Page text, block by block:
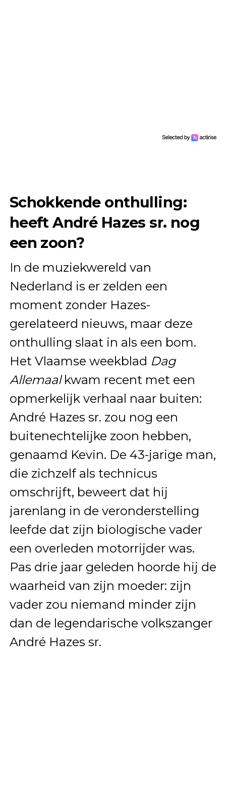
Schokkende onthulling:
heeft André Hazes sr. nog
een zoon?
In de muziekwereld van
Nederland is er zelden een
moment zonder Hazes-
gerelateerd nieuws, maar deze
onthulling slaat in als een bom.
Het Vlaamse weekblad Dag
Allemaalkwam recent met een
opmerkelijk verhaal naar buiten:
André Hazes sr. zou nog een
buitenechtelijke zoon hebben,
genaamd Kevin. De 43-jarige man,
die zichzelf als technicus
omschrijft, beweert dat hij
jarenlang in de veronderstelling
leefde dat zijn biologische vader
een overleden motorrijder was.
Pas drie jaar geleden hoorde hij de
waarheid van zijn moeder: zijn
vader zou niemand minder zijn
dan de legendarische volkszanger
André Hazes sr.